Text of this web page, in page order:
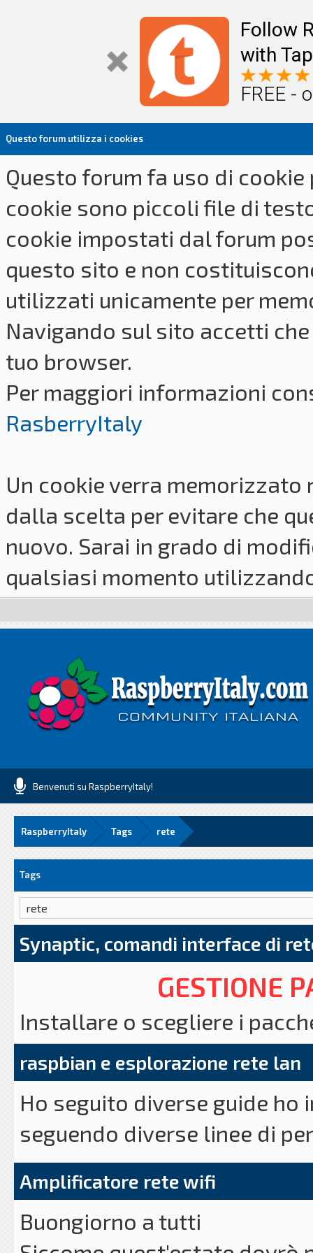
Follow
with
FREE -
Questo forum utilizza i cookies
Questo forum fa uso di
cookie sono piccoli file di
cookie impostati dal forum
questo sito e non
utilizzati unicamente per
Navigando sul sito accetti
tuo browser.
Per maggiori informazioni
RasberryItaly
Un cookie verra
dalla scelta per evitare che
nuovo. Sarai in grado di
qualsiasi momento
Benvenuti su RaspberryItaly!
RaspberryItaly Tags rete
Tags
Synaptic, comandi interface di
GESTIONE
Installare o scegliere i
importante, è molto di più.
Come in qualsiasi ambiente
del pacchetti programma
Synaptic è un gestore
vi permetterà di gestire
ai programmi, chiaramente
raspbian e esplorazione rete lan
Ho seguito diverse guide
seguendo diverse linee di
rete lan, al massimo sono
winzozz una cartella
ubuntu mate e
Amplificatore rete wifi
Buongiorno a tutti